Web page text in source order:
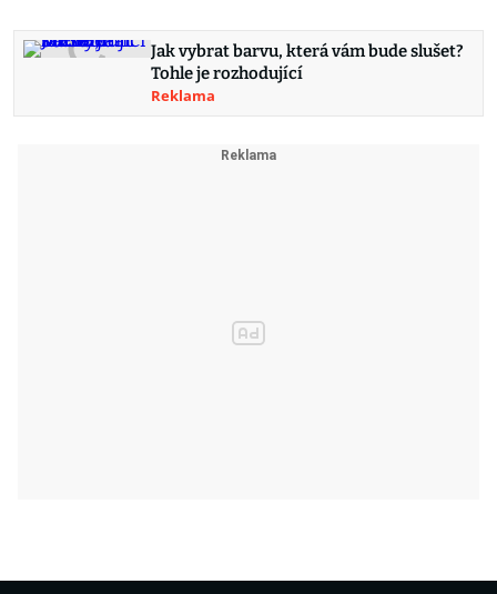
Jak vybrat barvu, která vám bude slušet?
Tohle je rozhodující
Reklama